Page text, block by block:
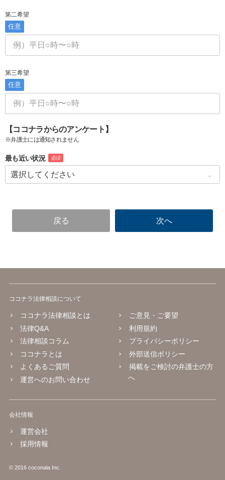
第二希望
任意
第三希望
任意
【ココナラからのアンケート】
※弁護士には通知されません
最も近い状況 必須
ココナラ法律相談について
ココナラ法律相談とは
法律Q&A
法律相談コラム
ココナラとは
よくあるご質問
運営へのお問い合わせ
ご意見・ご要望
利用規約
プライバシーポリシー
外部送信ポリシー
掲載をご検討の弁護士の方
へ
会社情報
運営会社
採用情報
© 2016 coconala Inc.